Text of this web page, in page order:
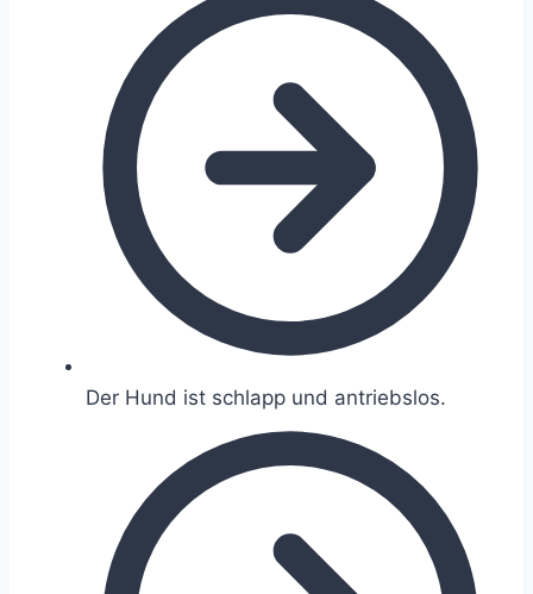
Der Hund ist schlapp und antriebslos.